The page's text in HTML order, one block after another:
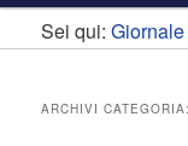
contenuto
principale
contenuto
secondario
Sei qui:
ARCHIVI